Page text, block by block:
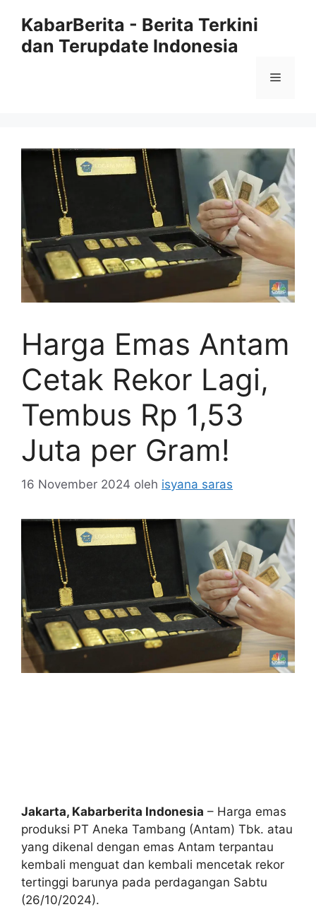
KabarBerita - Berita Terkini
dan Terupdate Indonesia
Menu
Harga Emas Antam
Cetak Rekor Lagi,
Tembus Rp 1,53
Juta per Gram!
16 November 2024 oleh isyana saras
Jakarta, Kabarberita Indonesia – Harga emas
produksi PT Aneka Tambang (Antam) Tbk. atau
yang dikenal dengan emas Antam terpantau
kembali menguat dan kembali mencetak rekor
tertinggi barunya pada perdagangan Sabtu
(26/10/2024).